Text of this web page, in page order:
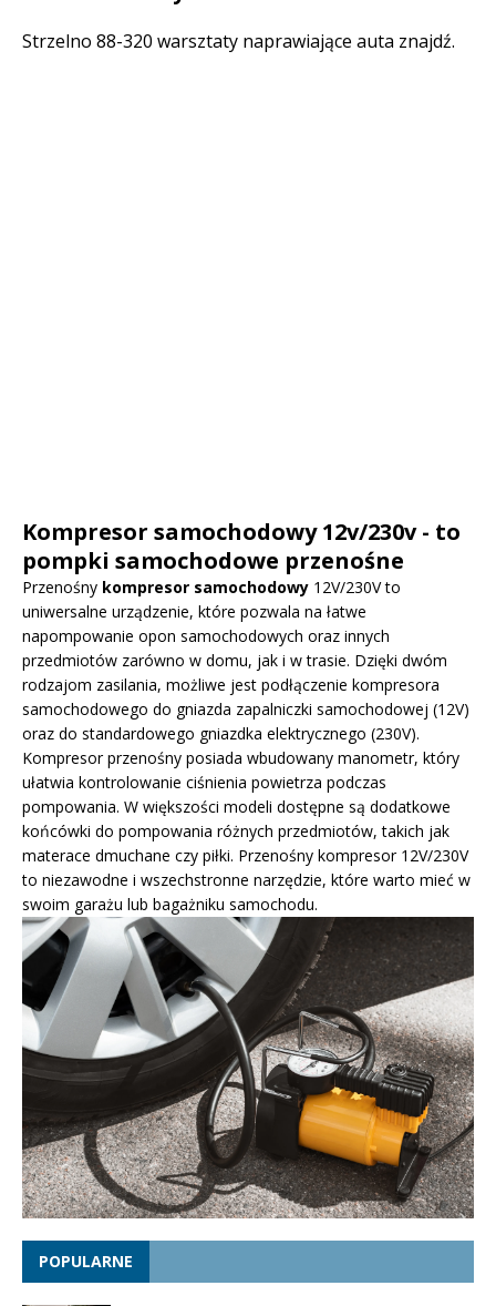
Strzelno 88-320 warsztaty naprawiające auta znajdź.
Kompresor samochodowy 12v/230v - to
pompki samochodowe przenośne
Przenośny kompresor samochodowy 12V/230V to
uniwersalne urządzenie, które pozwala na łatwe
napompowanie opon samochodowych oraz innych
przedmiotów zarówno w domu, jak i w trasie. Dzięki dwóm
rodzajom zasilania, możliwe jest podłączenie kompresora
samochodowego do gniazda zapalniczki samochodowej (12V)
oraz do standardowego gniazdka elektrycznego (230V).
Kompresor przenośny posiada wbudowany manometr, który
ułatwia kontrolowanie ciśnienia powietrza podczas
pompowania. W większości modeli dostępne są dodatkowe
końcówki do pompowania różnych przedmiotów, takich jak
materace dmuchane czy piłki. Przenośny kompresor 12V/230V
to niezawodne i wszechstronne narzędzie, które warto mieć w
swoim garażu lub bagażniku samochodu.
POPULARNE